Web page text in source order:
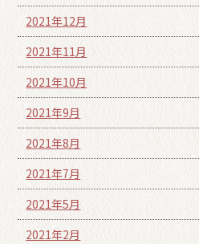
2021年12月
2021年11月
2021年10月
2021年9月
2021年8月
2021年7月
2021年5月
2021年2月